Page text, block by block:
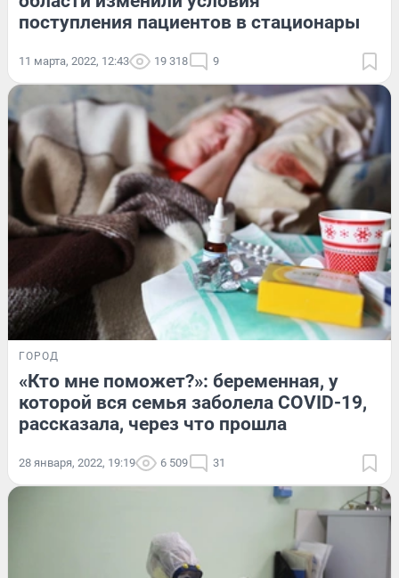
поступления пациентов в стационары
11 марта, 2022, 12:43 19 318 9
ГОРОД
«Кто мне поможет?»: беременная, у
которой вся семья заболела COVID-19,
рассказала, через что прошла
28 января, 2022, 19:19 6 509 31